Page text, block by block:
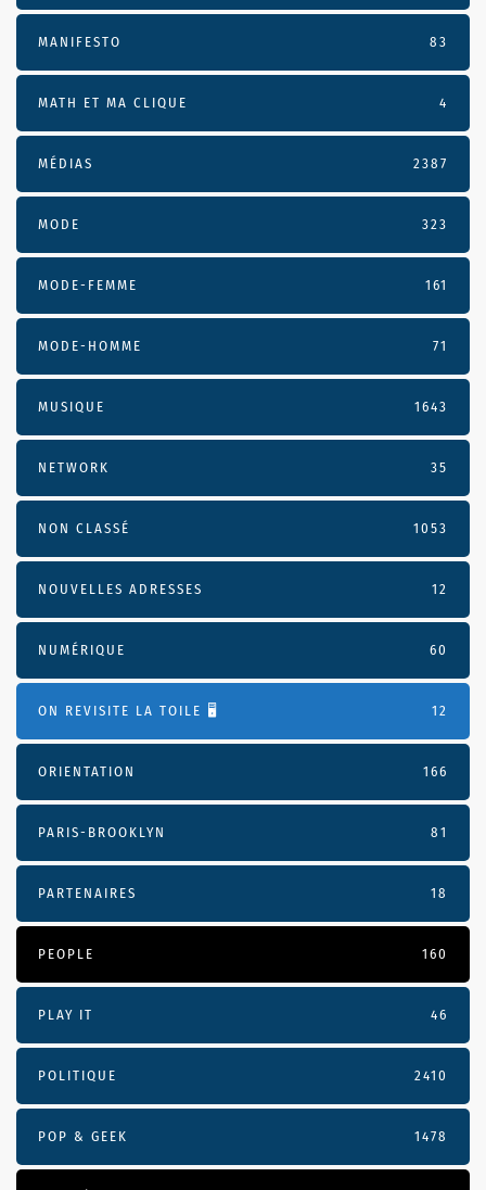
MANIFESTO 83
MATH ET MA CLIQUE 4
MÉDIAS 2387
MODE 323
MODE-FEMME 161
MODE-HOMME 71
MUSIQUE 1643
NETWORK 35
NON CLASSÉ 1053
NOUVELLES ADRESSES 12
NUMÉRIQUE 60
ON REVISITE LA TOILE 🖥️ 12
ORIENTATION 166
PARIS-BROOKLYN 81
PARTENAIRES 18
PEOPLE 160
PLAY IT 46
POLITIQUE 2410
POP & GEEK 1478